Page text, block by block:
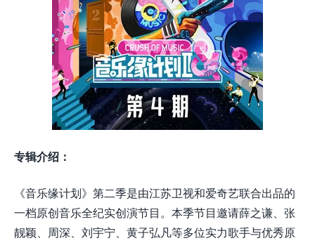
专辑介绍：
《音乐缘计划》第二季是由江苏卫视和爱奇艺联合出品的
一档原创音乐全纪实创演节目。本季节目邀请薛之谦、张
靓颖、周深、刘宇宁、黄子弘凡等多位实力歌手与优秀原